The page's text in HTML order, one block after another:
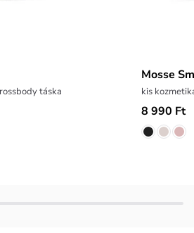
táska
Mosse
kis
8 990 Ft